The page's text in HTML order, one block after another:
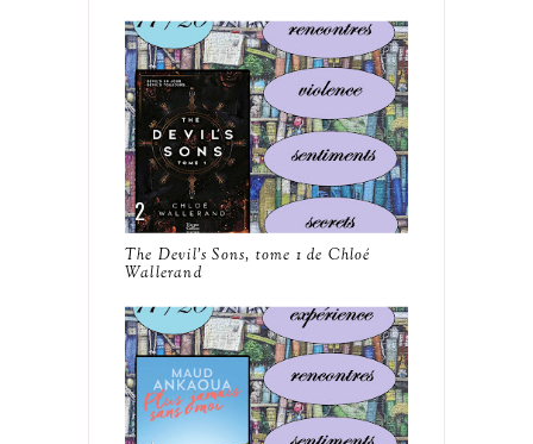
The Devil's Sons, tome 1 de Chloé
Wallerand